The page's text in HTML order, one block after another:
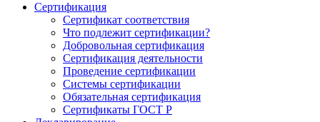
Сертификация
Сертификат соответствия
Что подлежит сертификации?
Добровольная сертификация
Сертификация деятельности
Проведение сертификации
Системы сертификации
Обязательная сертификация
Сертификаты ГОСТ Р